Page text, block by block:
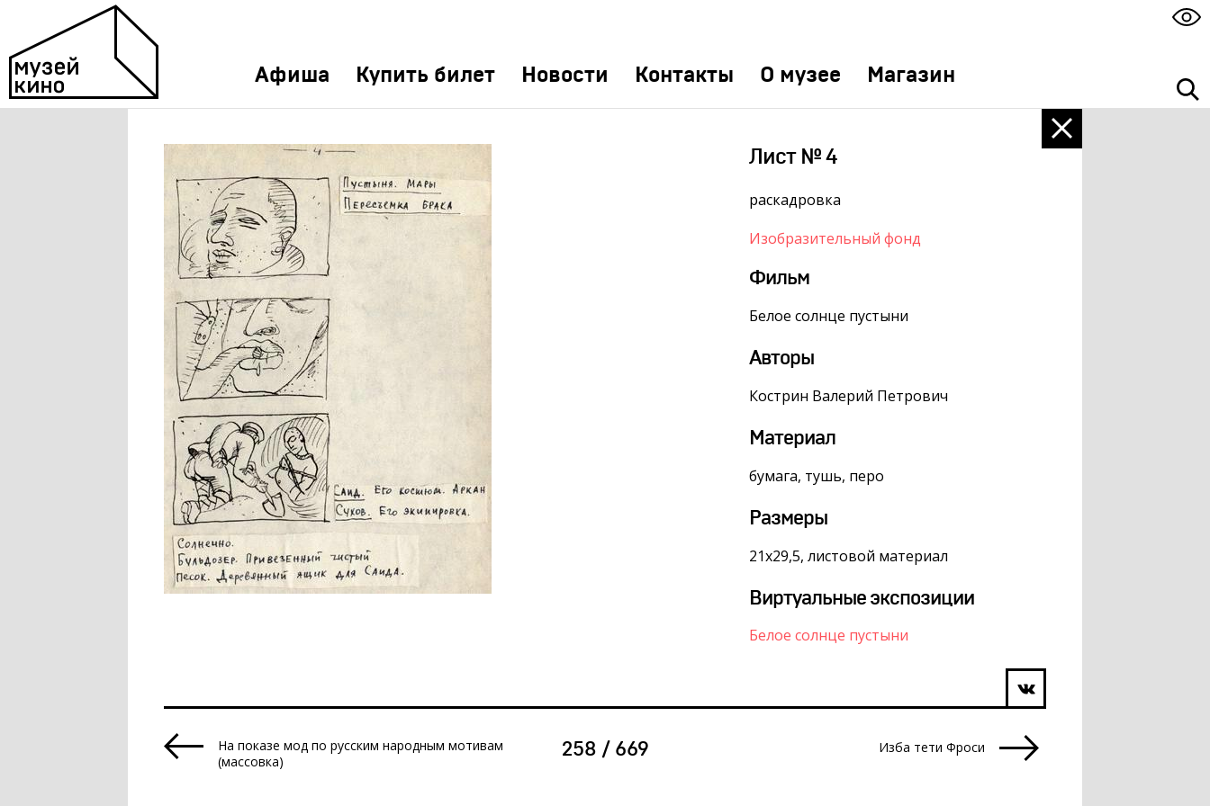
Афиша Купить билет Новости Контакты О музее Магазин
Лист № 4
раскадровка
Изобразительный фонд
Фильм
Белое солнце пустыни
Авторы
Кострин Валерий Петрович
Материал
бумага, тушь, перо
Размеры
21х29,5, листовой материал
Виртуальные экспозиции
Белое солнце пустыни
На показе мод по русским народным мотивам
(массовка)
258 / 669 Изба тети Фроси